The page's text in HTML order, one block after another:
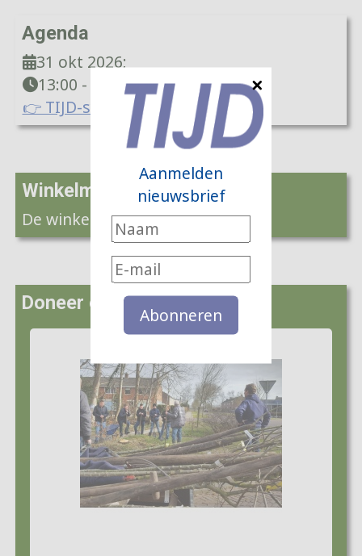
Aanmelden
nieuwsbrief
Abonneren
Agenda
31 okt 2026;
13:00 -
16:00
👉 TIJD-symposium 2026
Winkelmandje
De winkelwagen is leeg
Doneer een boom